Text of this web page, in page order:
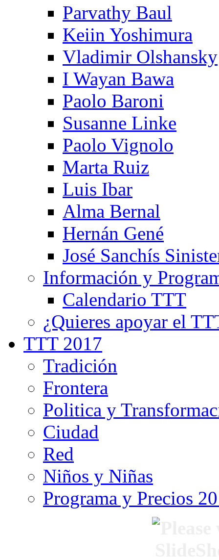
Parvathy Baul
Keiin Yoshimura
Vladimir Olshansky
I Wayan Bawa
Paolo Baroni
Susanne Linke
Paolo Vignolo
Marta Ruiz
Luis Ibar
Alma Bernal
Hernán Gené
José Sanchís
Información y
Calendario TTT
¿Quieres apoyar el
TTT 2017
Tradición
Frontera
Politica y
Ciudad
Red
Niños y Niñas
Programa y Precios